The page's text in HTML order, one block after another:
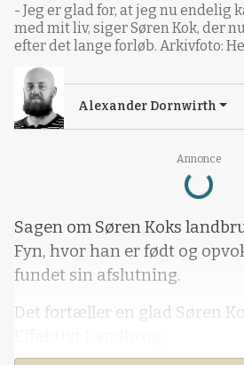
Annonce
Loading...
- Jeg er glad for, at jeg nu endelig
med mit liv, siger Søren Kok, der
efter det lange forløb. Arkivfoto:
Alexander Dornwirth
Sagen om Søren Koks
Fyn, hvor han er født og
fundet sin afslutning.
Det fortæller en glad Søren